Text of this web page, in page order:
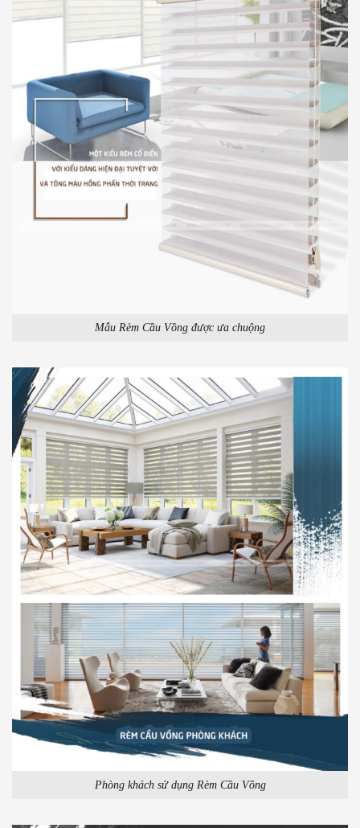
Mẫu Rèm Cầu Vồng được ưa chuộng
Phòng khách sử dụng Rèm Cầu Vồng